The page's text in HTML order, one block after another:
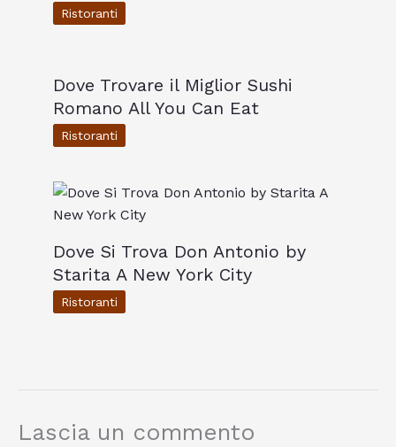
Ristoranti
Dove Trovare il Miglior Sushi
Romano All You Can Eat
Ristoranti
Dove Si Trova Don Antonio by
Starita A New York City
Ristoranti
Lascia un commento